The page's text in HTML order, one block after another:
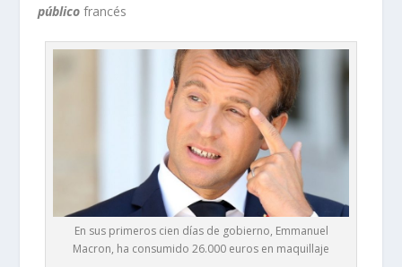
públicofrancés
En sus primeros cien días de gobierno, Emmanuel
Macron, ha consumido 26.000 euros en maquillaje